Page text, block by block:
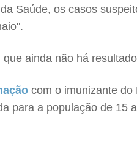
Saúde, os casos
ainda não há
com o imunizante do
para a população de